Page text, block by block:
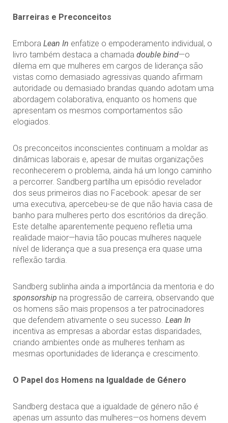
Barreiras e Preconceitos
Embora Lean In enfatize o empoderamento individual, o
livro também destaca a chamada double bind—o
dilema em que mulheres em cargos de liderança são
vistas como demasiado agressivas quando afirmam
autoridade ou demasiado brandas quando adotam uma
abordagem colaborativa, enquanto os homens que
apresentam os mesmos comportamentos são
elogiados.
Os preconceitos inconscientes continuam a moldar as
dinâmicas laborais e, apesar de muitas organizações
reconhecerem o problema, ainda há um longo caminho
a percorrer. Sandberg partilha um episódio revelador
dos seus primeiros dias no Facebook: apesar de ser
uma executiva, apercebeu-se de que não havia casa de
banho para mulheres perto dos escritórios da direção.
Este detalhe aparentemente pequeno refletia uma
realidade maior—havia tão poucas mulheres naquele
nível de liderança que a sua presença era quase uma
reflexão tardia.
Sandberg sublinha ainda a importância da mentoria e do
sponsorship na progressão de carreira, observando que
os homens são mais propensos a ter patrocinadores
que defendem ativamente o seu sucesso. Lean In
incentiva as empresas a abordar estas disparidades,
criando ambientes onde as mulheres tenham as
mesmas oportunidades de liderança e crescimento.
O Papel dos Homens na Igualdade de Género
Sandberg destaca que a igualdade de género não é
apenas um assunto das mulheres—os homens devem